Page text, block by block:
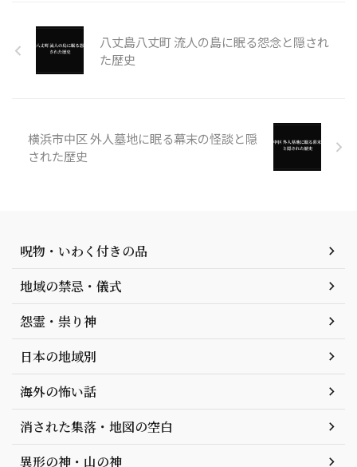
八丈島八丈町 流人の島に眠る怨念と隠され
た歴史
横浜市中区 外人墓地に眠る幕末の怪談と隠
された歴史
呪物・いわく付きの品
地域の禁忌・儀式
怨霊・祟り神
日本の地域別
海外の怖い話
消された集落・地図の空白
異形の神・山の神